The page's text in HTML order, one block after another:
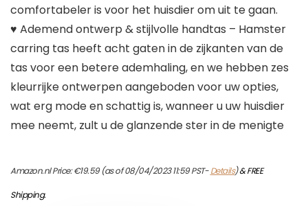
comfortabeler is voor het huisdier om uit te gaan.
♥ Ademend ontwerp & stijlvolle handtas – Hamster
carring tas heeft acht gaten in de zijkanten van de
tas voor een betere ademhaling, en we hebben zes
kleurrijke ontwerpen aangeboden voor uw opties,
wat erg mode en schattig is, wanneer u uw huisdier
mee neemt, zult u de glanzende ster in de menigte
Amazon.nl Price:€19.59(as of 08/04/2023 11:59 PST-Details)&FREE
Shipping.